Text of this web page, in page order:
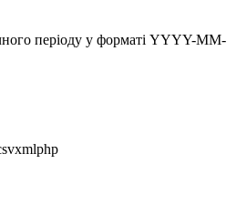
періоду у форматі YYYY-MM-
xmlphp